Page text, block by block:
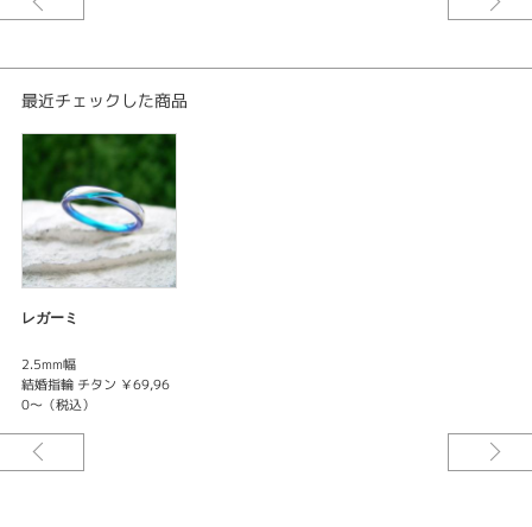
最近チェックした商品
レガーミ
2.5mm幅
結婚指輪 チタン ￥69,96
0～（税込）